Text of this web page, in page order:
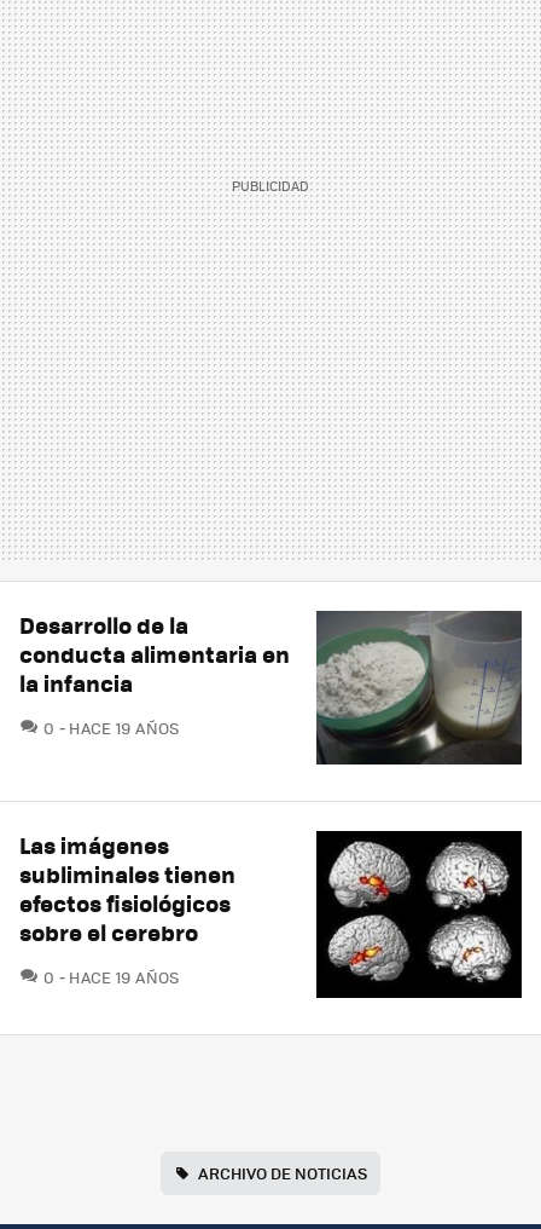
Desarrollo de la
conducta alimentaria en
la infancia
0 COMENTARIOS
HACE 19 AÑOS
Las imágenes
subliminales tienen
efectos fisiológicos
sobre el cerebro
0 COMENTARIOS
HACE 19 AÑOS
ARCHIVO DE NOTICIAS